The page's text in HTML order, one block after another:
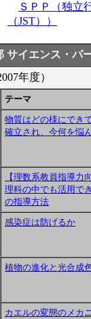
ＳＰＰ（独立
（JST））
サイエンス・パ
年度）
テーマ
物質はどの様にでき
確立され、今何を悩
【理数系教員指導力
理科の中でも活用で
の指導方法
感染症は防げるか
植物の進化と光合成
カエルの変態のメカ